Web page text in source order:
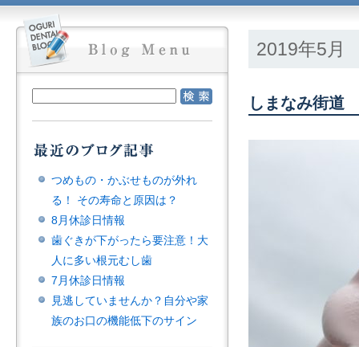
2019年5月
しまなみ街道
つめもの・かぶせものが外れ
る！ その寿命と原因は？
8月休診日情報
歯ぐきが下がったら要注意！大
人に多い根元むし歯
7月休診日情報
見逃していませんか？自分や家
族のお口の機能低下のサイン